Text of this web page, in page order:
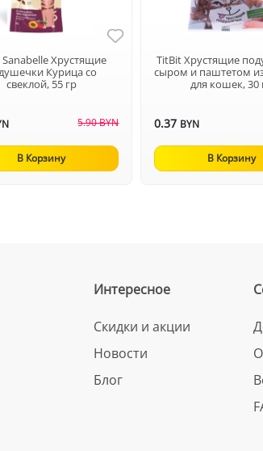
Sanabelle Хрустящие
Курица со
свеклой, 55 гр
5.90 BYN
В Корзину
TitBit Хрустящие
сыром и паштетом
для кошек, 30
0.37 BYN
В Корзину
Интересное
Скидки и акции
Новости
Блог